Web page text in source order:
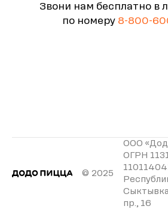
Звони нам бесплатно в
по номеру 8-800-
© 2025
ООО
ОГРН
пр., 16